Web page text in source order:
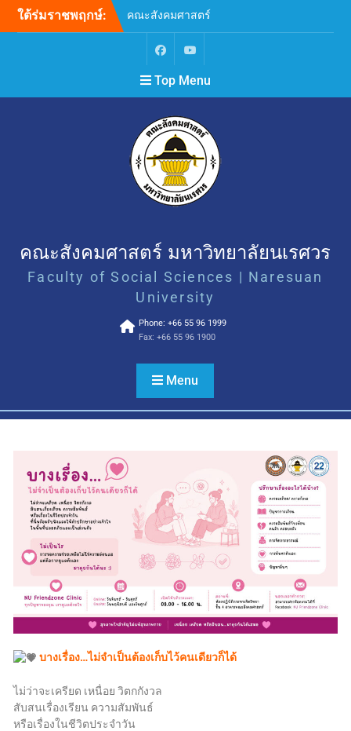
ใต้ร่มราชพฤกษ์:
คณะสังคมศาสตร์
มหาวิทยาลัยนเรศวร ขอ
แสดงความเสียใจอย่างสุดซึ้ง
ต่อเหตุการณ์ความรุนแรงที่
เกิดขึ้น ณ โรงเรียน
เทพศิรินทร์ นนทบุรี
ขยายระยะเวลาการรับสมัคร
บุคคลเพื่อสอบคัดเลือกบรรจุ
และแต่งตั้งเป็นพนักงาน
มหาวิทยาลัย ตำแหน่ง
อาจารย์ สังกัดภาควิชา
จิตวิทยา คณะสังคมศาสตร์
สดับชายขอบขับขาน Let the
Margins Sing: Unheard
Words and Voices”
SAFE • EQUAL • INCLUSIVE
มหาวิทยาลัยนเรศวร เคารพ
หลาย ไม่เลือกปฏิบัติ และไม่
ใช้ความรุนแรง
Top Menu
คณะสังคมศาสตร์ มหาวิทยาลัยนเรศวร
Faculty of Social Sciences | Naresuan
University
Phone: +66 55 96 1999
Fax: +66 55 96 1900
Menu
บางเรื่อง…ไม่จำเป็นต้องเก็บไว้คนเดียวก็ได้
ไม่ว่าจะเครียด เหนื่อย วิตกกังวล
สับสนเรื่องเรียน ความสัมพันธ์
หรือเรื่องในชีวิตประจำวัน